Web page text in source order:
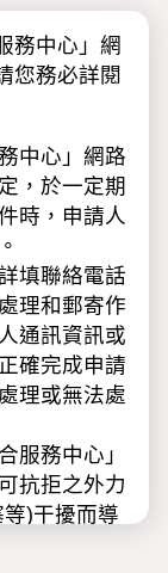
務中心」網
您務必詳閱
中心」網路
，於一定期
時，申請人
填聯絡電話
理和郵寄作
通訊資訊或
確完成申請
理或無法處
服務中心」
抗拒之外力
)干擾而導